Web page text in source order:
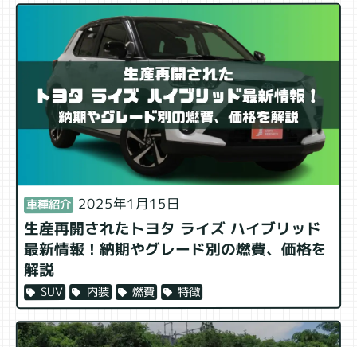
車種紹介 2025年1月15日
生産再開されたトヨタ ライズ ハイブリッド
最新情報！納期やグレード別の燃費、価格を
解説
SUV 内装 燃費 特徴